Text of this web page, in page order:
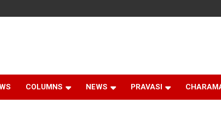
COLUMNS NEWS PRAVASI